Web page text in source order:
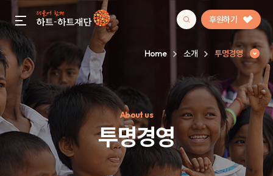
gnb menu open 후원하기
인기 키워드
#정기후원
#하트플레이스#캠페인#팬덤후원
Home 소개 투명경영
About us
투명경영